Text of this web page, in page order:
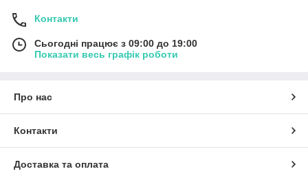
Контакти
Сьогодні працює з 09:00 до 19:00
Показати весь графік роботи
Про нас
Контакти
Доставка та оплата